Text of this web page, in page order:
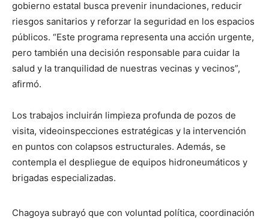
gobierno estatal busca prevenir inundaciones, reducir
riesgos sanitarios y reforzar la seguridad en los espacios
públicos. “Este programa representa una acción urgente,
pero también una decisión responsable para cuidar la
salud y la tranquilidad de nuestras vecinas y vecinos”,
afirmó.
Los trabajos incluirán limpieza profunda de pozos de
visita, videoinspecciones estratégicas y la intervención
en puntos con colapsos estructurales. Además, se
contempla el despliegue de equipos hidroneumáticos y
brigadas especializadas.
Chagoya subrayó que con voluntad política, coordinación